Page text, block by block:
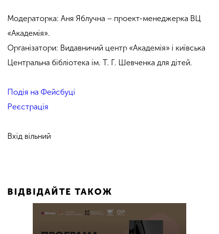
Модераторка: Аня Яблучна – проект-менеджерка ВЦ
«Академія».
Організатори: Видавничий центр «Академія» і київська
Центральна бібліотека ім. Т. Г. Шевченка для дітей.
Подія на Фейсбуці
Реєстрація
Вхід вільний
ВІДВІДАЙТЕ ТАКОЖ